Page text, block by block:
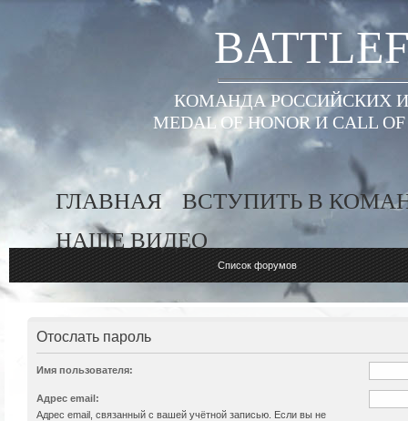
КОМАНДА РОССИЙСКИХ
MEDAL OF HONOR И
ГЛАВНАЯ
ВСТУПИТЬ В
НАШЕ ВИДЕО
Список форумов
Отослать пароль
Имя пользователя:
Адрес email:
Адрес email, связанный с вашей учётной записью. Если вы не